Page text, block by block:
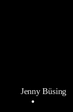
Jenny Büsing